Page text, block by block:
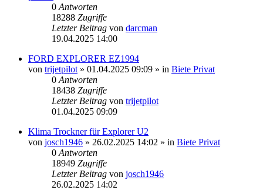
0 Antworten
18288 Zugriffe
Letzter Beitrag von darcman
19.04.2025 14:00
FORD EXPLORER EZ1994
von trijetpilot » 01.04.2025 09:09 » in Biete Privat
0 Antworten
18438 Zugriffe
Letzter Beitrag von trijetpilot
01.04.2025 09:09
Klima Trockner für Explorer U2
von josch1946 » 26.02.2025 14:02 » in Biete Privat
0 Antworten
18949 Zugriffe
Letzter Beitrag von josch1946
26.02.2025 14:02